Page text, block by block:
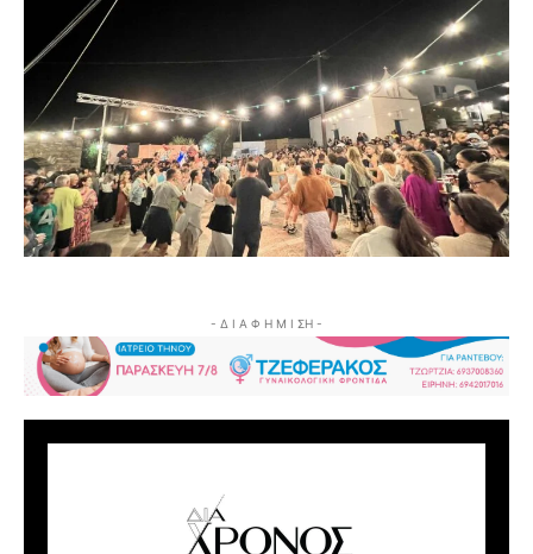
- Δ Ι Α Φ Η Μ Ι ΣΗ -